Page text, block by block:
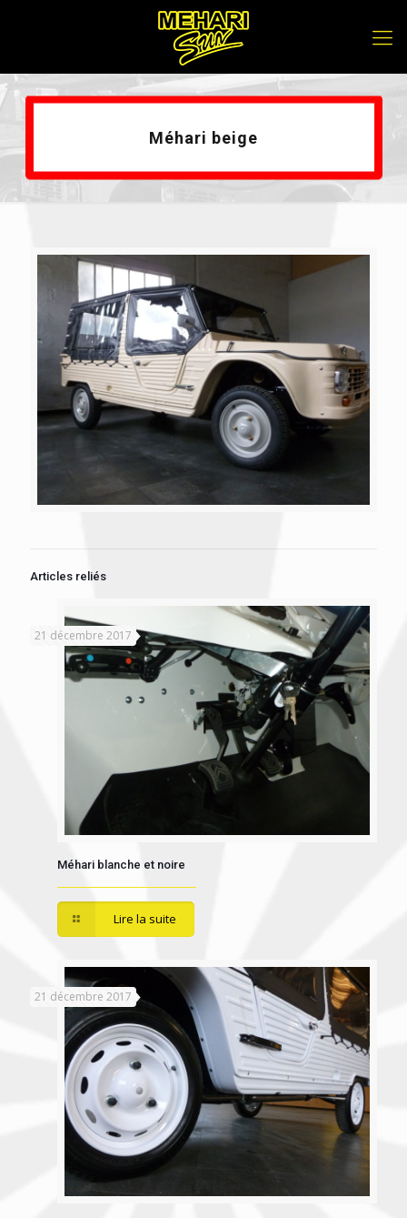
Méhari beige
Articles reliés
21 décembre 2017
Méhari blanche et noire
Lire la suite
21 décembre 2017